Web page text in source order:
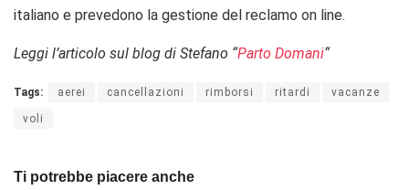
italiano e prevedono la gestione del reclamo on line.
Leggi l’articolo sul blog di Stefano “Parto Domani“
Tags: aerei cancellazioni rimborsi ritardi vacanze
voli
Ti potrebbe piacere anche